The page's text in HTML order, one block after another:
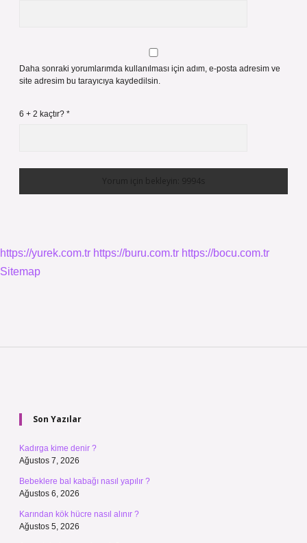
Daha sonraki yorumlarımda kullanılması için adım, e-posta adresim ve
site adresim bu tarayıcıya kaydedilsin.
6 + 2 kaçtır? *
https://yurek.com.tr https://buru.com.tr https://bocu.com.tr
Sitemap
Son Yazılar
Kadırga kime denir ?
Ağustos 7, 2026
Bebeklere bal kabağı nasıl yapılır ?
Ağustos 6, 2026
Karından kök hücre nasıl alınır ?
Ağustos 5, 2026